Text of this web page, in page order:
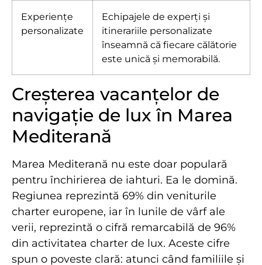
Experiențe
personalizate
Echipajele de experți și
itinerariile personalizate
înseamnă că fiecare călătorie
este unică și memorabilă.
Creșterea vacanțelor de
navigație de lux în Marea
Mediterană
Marea Mediterană nu este doar populară
pentru închirierea de iahturi. Ea le domină.
Regiunea reprezintă 69% din veniturile
charter europene, iar în lunile de vârf ale
verii, reprezintă o cifră remarcabilă de 96%
din activitatea charter de lux. Aceste cifre
spun o poveste clară: atunci când familiile și